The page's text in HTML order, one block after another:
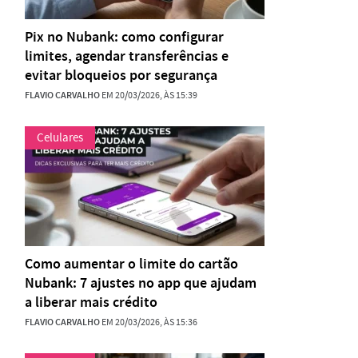
Pix no Nubank: como configurar
limites, agendar transferências e
evitar bloqueios por segurança
FLAVIO CARVALHOEM 20/03/2026, ÀS 15:39
Celulares
Como aumentar o limite do cartão
Nubank: 7 ajustes no app que ajudam
a liberar mais crédito
FLAVIO CARVALHOEM 20/03/2026, ÀS 15:36